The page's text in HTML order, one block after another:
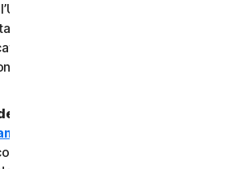
dispone di un servizio o di un
il Periodo del servizio durerà
nella Documentazione o nella
applicabile dal Provider del
Servizio.
e di rimborso
annullare il contratto e ottenere